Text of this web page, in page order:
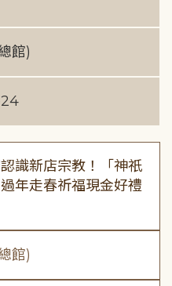
館)
認識新店宗教！「神祇
年走春祈福現金好禮
館)